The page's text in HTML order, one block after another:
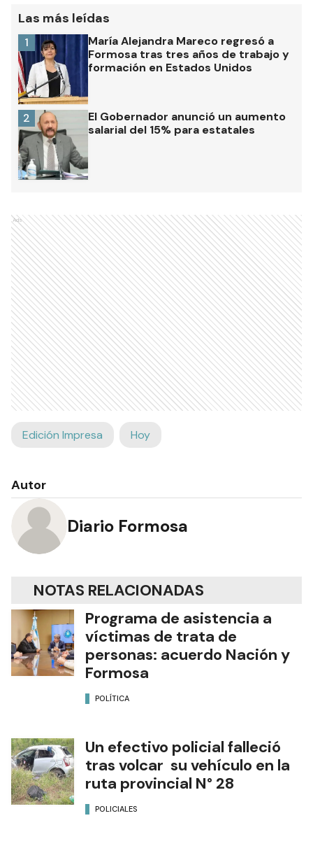
Las más leídas
María Alejandra Mareco regresó a
Formosa tras tres años de trabajo y
formación en Estados Unidos
1
El Gobernador anunció un aumento
salarial del 15% para estatales
2
Ads
Edición Impresa Hoy
Autor
Diario Formosa
NOTAS RELACIONADAS
Programa de asistencia a
víctimas de trata de
personas: acuerdo Nación y
Formosa
POLÍTICA
Un efectivo policial falleció
tras volcar su vehículo en la
ruta provincial N° 28
POLICIALES